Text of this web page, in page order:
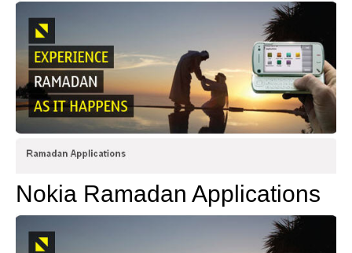
Nokia Ramadan Applications